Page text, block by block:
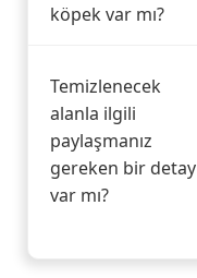
köpek var mı?
Temizlenecek
alanla ilgili
paylaşmanız
gereken bir detay
var mı?